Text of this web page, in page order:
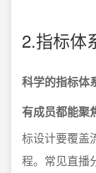
2.指标体
科学的指标体
有成员都能聚
标设计要覆盖
程。常见直播